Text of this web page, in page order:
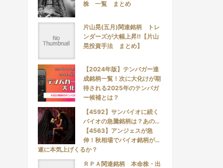
株 一覧 まとめ
片山晃(五月)関連銘柄 トレ
ンダーズが大幅上昇!!【片山
晃投資手法 まとめ】
【2024年版】テンバガー達
成銘柄一覧！次に大化けが期
待される2025年のテンバガ
ー候補とは？
【4592】サンバイオに続く
バイオの急騰銘柄は？あの…
【4563】アンジェスが急
伸！秋相場でバイオ銘柄が…
遂に本気上げくるか？
ＲＰＡ関連銘柄 本命株・出